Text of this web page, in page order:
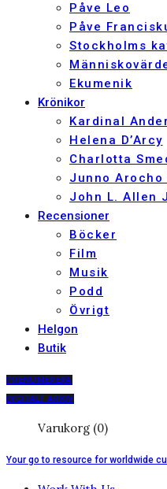
Påve Leo
Påve
Stockholms
Ekumenik
Krönikor
Kardinal
Helena D’Arcy
Charlotta
Junno Arocho
John L. Allen
Recensioner
Böcker
Film
Musik
Podd
Övrigt
Helgon
Butik
PRENUMERERA
DIGITALT ARKIV
Varukorg (0)
Your go to resource for worldwide